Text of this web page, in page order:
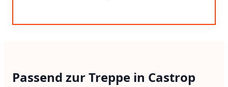
Passend zur Treppe in Castrop